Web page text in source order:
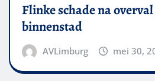
Flinke schade na
binnenstad
AVLimburg mei 30,